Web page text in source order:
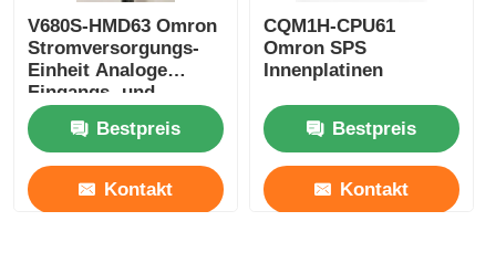
V680S-HMD63 Omron
Stromversorgungs-
Einheit Analoge
Eingangs- und
Ausgangseinheiten
Bestpreis
Kontakt
CQM1H-CPU61
Omron SPS
Innenplatinen
Bestpreis
Kontakt